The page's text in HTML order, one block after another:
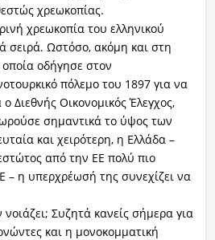
χρεωκοπίας.
χρεωκοπία του ελληνικού
σειρά. Ωστόσο, ακόμη και στη
οδήγησε στον
πόλεμο του 1897 για να
Διεθνής Οικονομικός Έλεγχος,
σημαντικά το ύψος των
και χειρότερη, η Ελλάδα –
από την ΕΕ πολύ πιο
– η υπερχρέωσή της συνεχίζει να
Συζητά κανείς σήμερα για
και η μονοκομματική